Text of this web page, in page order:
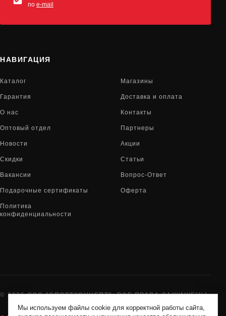
по e-mail
НАВИГАЦИЯ
Каталог Магазины
Гарантия Доставка и оплата
О нас Контакты
Оптовый отдел Партнеры
Новости Акции
Скидки Статьи
Вакансии Вопрос-Ответ
Подарочные сертификаты Оферта
Политика
конфиденциальности
© 2026 ООО "СПОРТКОНЦЕПТ". ВСЕ ПРАВА ЗАЩИЩЕНЫ
Мы используем файлы cookie для корректной работы сайта,